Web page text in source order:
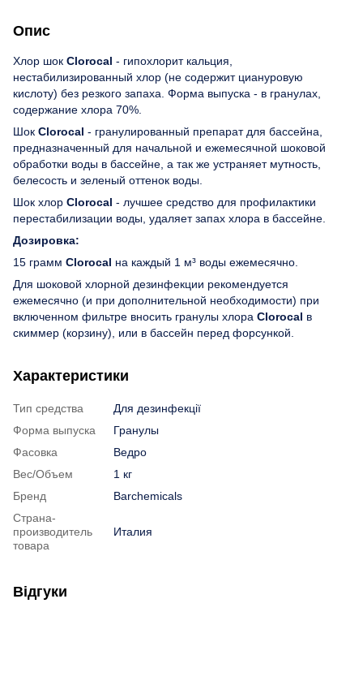
Опис
Хлор шок Clorocal - гипохлорит кальция,
нестабилизированный хлор (не содержит циануровую
кислоту) без резкого запаха. Форма выпуска - в гранулах,
содержание хлора 70%.
Шок Clorocal - гранулированный препарат для бассейна,
предназначенный для начальной и ежемесячной шоковой
обработки воды в бассейне, а так же устраняет мутность,
белесость и зеленый оттенок воды.
Шок хлор Clorocal - лучшее средство для профилактики
перестабилизации воды, удаляет запах хлора в бассейне.
Дозировка:
15 грамм Clorocal на каждый 1 м³ воды ежемесячно.
Для шоковой хлорной дезинфекции рекомендуется
ежемесячно (и при дополнительной необходимости) при
включенном фильтре вносить гранулы хлора Clorocal в
скиммер (корзину), или в бассейн перед форсункой.
Характеристики
Тип средства
Для дезинфекції
Форма выпуска
Гранулы
Фасовка
Ведро
Вес/Объем
1 кг
Бренд
Barchemicals
Страна-
производитель
товара
Италия
Відгуки